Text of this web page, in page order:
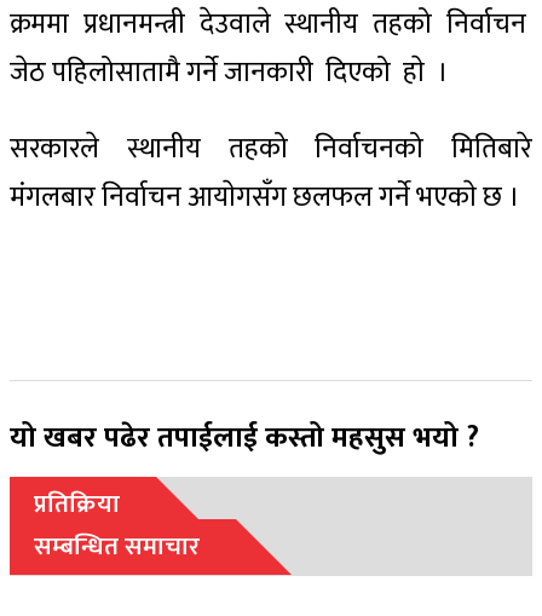
क्रममा प्रधानमन्त्री देउवाले स्थानीय तहको निर्वाचन
जेठ पहिलोसातामै गर्ने जानकारी दिएको हाे ।
सरकारले स्थानीय तहको निर्वाचनको मितिबारे
मंगलबार निर्वाचन आयाेगसँग छलफल गर्ने भएकाे छ ।
यो खबर पढेर तपाईलाई कस्तो महसुस भयो ?
प्रतिक्रिया
सम्बन्धित समाचार